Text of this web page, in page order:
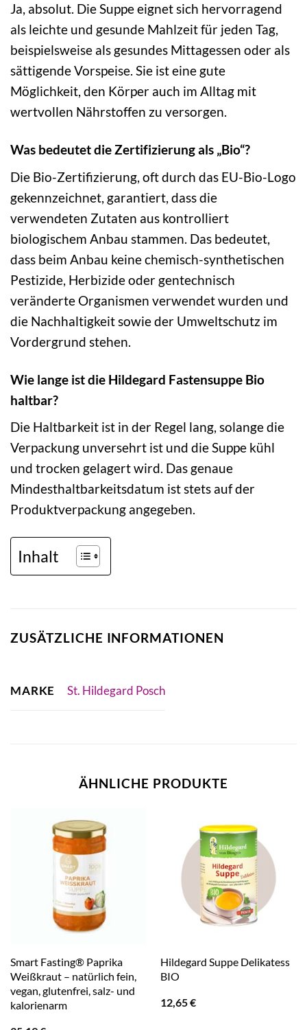
Ja, absolut. Die Suppe eignet sich hervorragend
als leichte und gesunde Mahlzeit für jeden Tag,
beispielsweise als gesundes Mittagessen oder als
sättigende Vorspeise. Sie ist eine gute
Möglichkeit, den Körper auch im Alltag mit
wertvollen Nährstoffen zu versorgen.
Was bedeutet die Zertifizierung als „Bio“?
Die Bio-Zertifizierung, oft durch das EU-Bio-Logo
gekennzeichnet, garantiert, dass die
verwendeten Zutaten aus kontrolliert
biologischem Anbau stammen. Das bedeutet,
dass beim Anbau keine chemisch-synthetischen
Pestizide, Herbizide oder gentechnisch
veränderte Organismen verwendet wurden und
die Nachhaltigkeit sowie der Umweltschutz im
Vordergrund stehen.
Wie lange ist die Hildegard Fastensuppe Bio
haltbar?
Die Haltbarkeit ist in der Regel lang, solange die
Verpackung unversehrt ist und die Suppe kühl
und trocken gelagert wird. Das genaue
Mindesthaltbarkeitsdatum ist stets auf der
Produktverpackung angegeben.
Inhalt
ZUSÄTZLICHE INFORMATIONEN
MARKE St. Hildegard Posch
ÄHNLICHE PRODUKTE
Smart Fasting® Paprika
Weißkraut – natürlich fein,
vegan, glutenfrei, salz- und
kalorienarm
Hildegard Suppe Delikatess
BIO
12,65€